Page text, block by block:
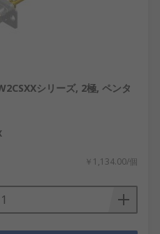
シリーズ, 2極, ペンタ
￥1,134.00/個